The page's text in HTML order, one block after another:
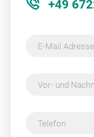
+49
E-Mail Adresse
Vor- und
Telefon